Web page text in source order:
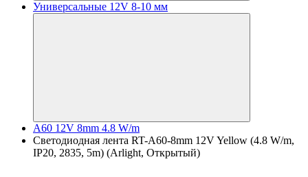
Универсальные 12V 8-10 мм
A60 12V 8mm 4.8 W/m
Светодиодная лента RT-A60-8mm 12V Yellow (4.8 W/m,
IP20, 2835, 5m) (Arlight, Открытый)